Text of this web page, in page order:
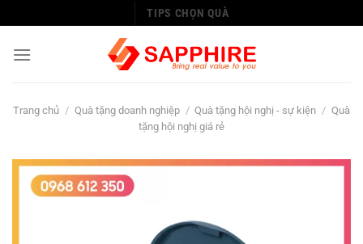
đến
nội
TIPS CHỌN QUÀ
Trang chủ / Quà tặng doanh nghiệp / Quà tặng hội nghị - sự kiện / Quà
tặng hội nghị giá rẻ